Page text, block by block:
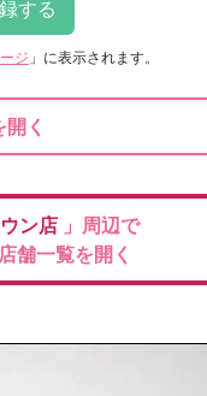
ジ 」に表示されます。
く
ン店 」周辺で
舗一覧を開く